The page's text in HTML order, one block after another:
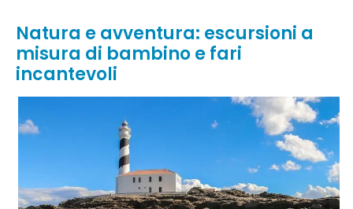
Natura e avventura: escursioni a
misura di bambino e fari
incantevoli